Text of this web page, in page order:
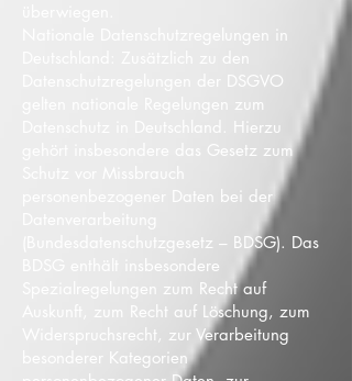
Nationale Datenschutzregelungen in
Deutschland: Zusätzlich zu den
Datenschutzregelungen der DSGVO
gelten nationale Regelungen zum
Datenschutz in Deutschland. Hierzu
gehört insbesondere das Gesetz zum
personenbezogener Daten bei der
(Bundesdatenschutzgesetz – BDSG). Das
BDSG enthält insbesondere
Spezialregelungen zum Recht auf
Auskunft, zum Recht auf Löschung, zum
Widerspruchsrecht, zur Verarbeitung
besonderer Kategorien